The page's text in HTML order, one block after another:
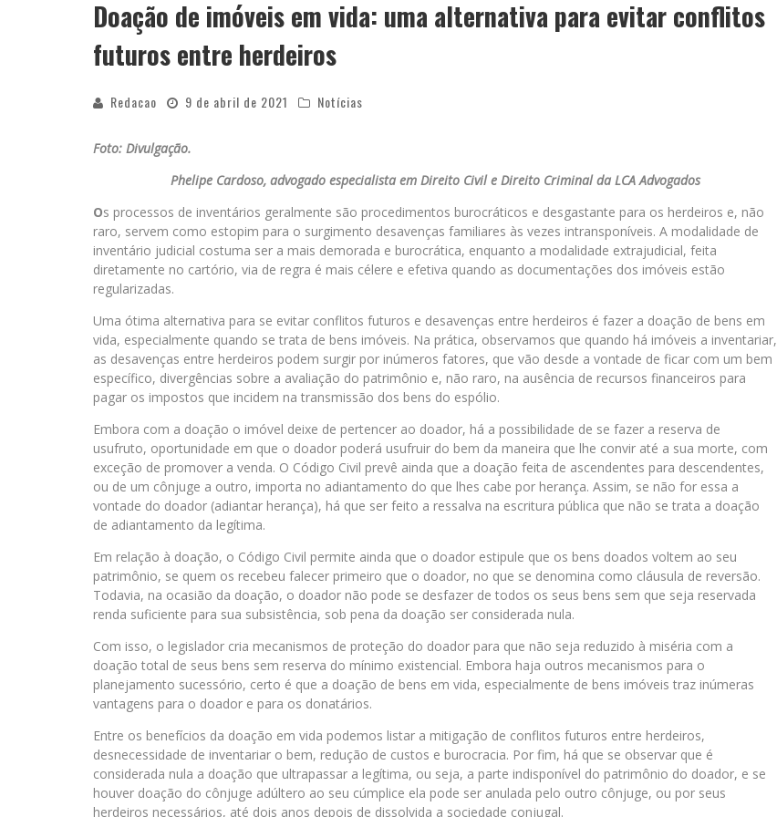
Doação de imóveis em vida: uma alternativa para evitar conflitos
futuros entre herdeiros
Redacao 9 de abril de 2021 Notícias
Foto: Divulgação.
Phelipe Cardoso, advogado especialista em Direito Civil e Direito Criminal da LCA Advogados
Os processos de inventários geralmente são procedimentos burocráticos e desgastante para os herdeiros e, não
raro, servem como estopim para o surgimento desavenças familiares às vezes intransponíveis. A modalidade de
inventário judicial costuma ser a mais demorada e burocrática, enquanto a modalidade extrajudicial, feita
diretamente no cartório, via de regra é mais célere e efetiva quando as documentações dos imóveis estão
regularizadas.
Uma ótima alternativa para se evitar conflitos futuros e desavenças entre herdeiros é fazer a doação de bens em
vida, especialmente quando se trata de bens imóveis. Na prática, observamos que quando há imóveis a inventariar,
as desavenças entre herdeiros podem surgir por inúmeros fatores, que vão desde a vontade de ficar com um bem
específico, divergências sobre a avaliação do patrimônio e, não raro, na ausência de recursos financeiros para
pagar os impostos que incidem na transmissão dos bens do espólio.
Embora com a doação o imóvel deixe de pertencer ao doador, há a possibilidade de se fazer a reserva de
usufruto, oportunidade em que o doador poderá usufruir do bem da maneira que lhe convir até a sua morte, com
exceção de promover a venda. O Código Civil prevê ainda que a doação feita de ascendentes para descendentes,
ou de um cônjuge a outro, importa no adiantamento do que lhes cabe por herança. Assim, se não for essa a
vontade do doador (adiantar herança), há que ser feito a ressalva na escritura pública que não se trata a doação
de adiantamento da legítima.
Em relação à doação, o Código Civil permite ainda que o doador estipule que os bens doados voltem ao seu
patrimônio, se quem os recebeu falecer primeiro que o doador, no que se denomina como cláusula de reversão.
Todavia, na ocasião da doação, o doador não pode se desfazer de todos os seus bens sem que seja reservada
renda suficiente para sua subsistência, sob pena da doação ser considerada nula.
Com isso, o legislador cria mecanismos de proteção do doador para que não seja reduzido à miséria com a
doação total de seus bens sem reserva do mínimo existencial. Embora haja outros mecanismos para o
planejamento sucessório, certo é que a doação de bens em vida, especialmente de bens imóveis traz inúmeras
vantagens para o doador e para os donatários.
Entre os benefícios da doação em vida podemos listar a mitigação de conflitos futuros entre herdeiros,
desnecessidade de inventariar o bem, redução de custos e burocracia. Por fim, há que se observar que é
considerada nula a doação que ultrapassar a legítima, ou seja, a parte indisponível do patrimônio do doador, e se
houver doação do cônjuge adúltero ao seu cúmplice ela pode ser anulada pelo outro cônjuge, ou por seus
herdeiros necessários, até dois anos depois de dissolvida a sociedade conjugal.